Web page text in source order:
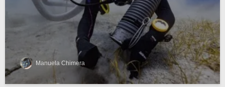
Manuela Chimera